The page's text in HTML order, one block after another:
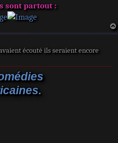
sont partout :
écouté ils seraient encore